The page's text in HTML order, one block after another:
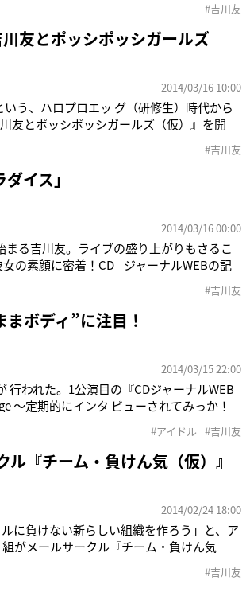
#吉川友
友とポッシポッシガールズ
2014/03/16 10:00
う、ハロプロエッ グ（研修生）時代から
友とポッシポッシガールズ（仮）』を開
藤夕貴、吉川、アプガの佐保明梨となり、
#吉川友
イス」
2014/03/16 00:00
る吉川友。ライブの盛り上がりもさるこ
の素顔に密着！CD ジャーナルWEBの記
#吉川友
ボディ”に注目！
2014/03/15 22:00
行われた。1公演目の『CDジャーナルWEB
～定期的にインタ ビューされてみっか！
がままボディを 自称する吉川が、ハロ
#アイドル #吉川友
『チーム・負けん気（仮）』
2014/02/24 18:00
に負けない新らしい組織を作ろう」と、ア
がメールサークル『チーム・負けん気
古屋・伏見公演中にメンバーより「この３
#吉川友